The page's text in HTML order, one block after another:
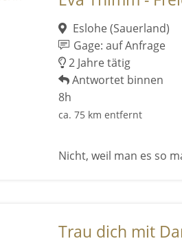
Eslohe (Sauerland)
Gage: auf Anfrage
2 Jahre tätig
Antwortet binnen
8h
ca. 75 km entfernt
Nicht, weil man es so
Trau dich mit